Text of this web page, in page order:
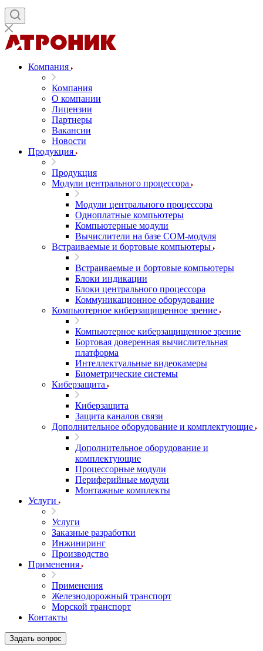
Компания
Компания
О компании
Лицензии
Партнеры
Вакансии
Новости
Продукция
Продукция
Модули центрального процессора
Модули центрального процессора
Одноплатные компьютеры
Компьютерные модули
Вычислители на базе COM-модуля
Встраиваемые и бортовые компьютеры
Встраиваемые и бортовые компьютеры
Блоки индикации
Блоки центрального процессора
Коммуникационное оборудование
Компьютерное киберзащищенное зрение
Компьютерное киберзащищенное зрение
Бортовая доверенная вычислительная
платформа
Интеллектуальные видеокамеры
Биометрические системы
Киберзащита
Киберзащита
Защита каналов связи
Дополнительное оборудование и комплектующие
Дополнительное оборудование и
комплектующие
Процессорные модули
Периферийные модули
Монтажные комплекты
Услуги
Услуги
Заказные разработки
Инжиниринг
Производство
Применения
Применения
Железнодорожный транспорт
Морской транспорт
Контакты
Задать вопрос